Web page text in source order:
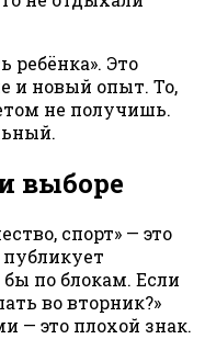
ребёнка». Это
и новый опыт. То,
не получишь.
выборе
спорт» — это
по блокам. Если
во вторник?»
— это плохой знак.